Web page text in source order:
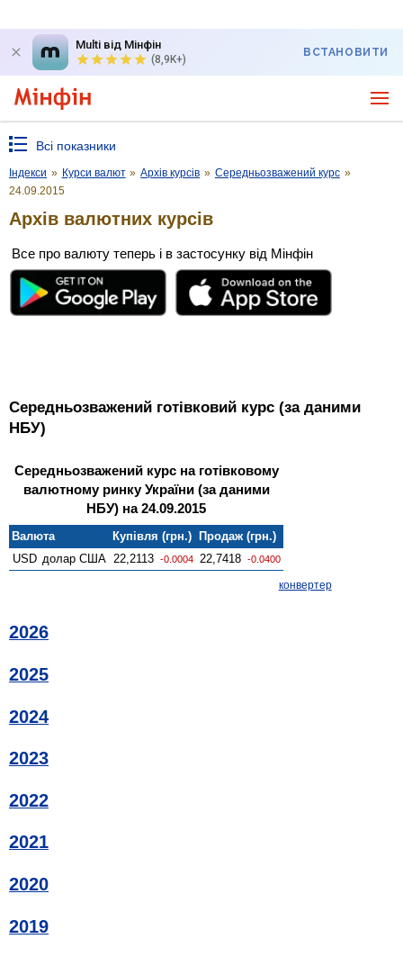
Multi від Мінфін
(8,9K+)
ВСТАНОВИТИ
Всі показники
Індекси » Курси валют » Архів курсів » Середньозважений курс »
24.09.2015
Архів валютних курсів
Все про валюту теперь і в застосунку від Мінфін
Середньозважений готівковий курс (за даними
НБУ)
Середньозважений курс на готівковому
валютному ринку України (за даними
НБУ) на 24.09.2015
Валюта Купівля (грн.)
Продаж (грн.)
USD долар США 22,2113 -0.0004 22,7418 -0.0400
конвертер
2026
2025
2024
2023
2022
2021
2020
2019